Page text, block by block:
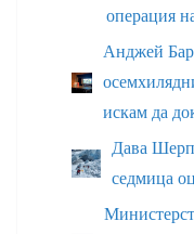
операция
Анджей
искам да
Дава
седмица